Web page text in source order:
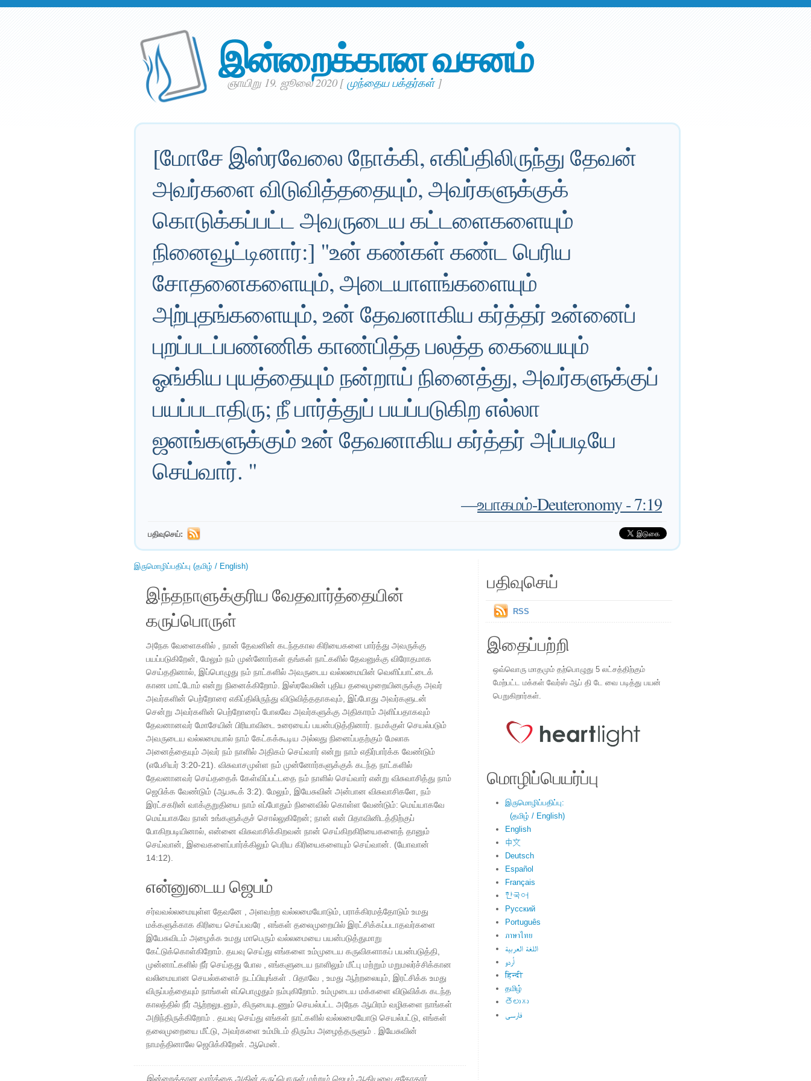
இன்றைக்கான வசனம்
ஞாயிறு 19. ஜூலை 2020[முந்தைய பக்தர்கள்]
[மோசே இஸ்ரவேலை நோக்கி, எகிப்திலிருந்து தேவன்
அவர்களை விடுவித்ததையும், அவர்களுக்குக்
கொடுக்கப்பட்ட அவருடைய கட்டளைகளையும்
நினைவூட்டினார்:] "உன் கண்கள் கண்ட பெரிய
சோதனைகளையும், அடையாளங்களையும்
அற்புதங்களையும், உன் தேவனாகிய கர்த்தர் உன்னைப்
புறப்படப்பண்ணிக் காண்பித்த பலத்த கையையும்
ஓங்கிய புயத்தையும் நன்றாய் நினைத்து, அவர்களுக்குப்
பயப்படாதிரு; நீ பார்த்துப் பயப்படுகிற எல்லா
ஜனங்களுக்கும் உன் தேவனாகிய கர்த்தர் அப்படியே
செய்வார். "
—உபாகமம்-Deuteronomy - 7:19
பதிவுசெய்:
இருமொழிப்பதிப்பு (தமிழ் / English)
இந்தநாளுக்குரிய வேதவார்த்தையின்
கருப்பொருள்
அநேக வேளைகளில் , நான் தேவனின் கடந்தகால கிரியைகளை பார்த்து அவருக்கு
பயப்படுகிறேன், மேலும் நம் முன்னோர்கள் தங்கள் நாட்களில் தேவனுக்கு விரோதமாக
செய்ததினால், இப்பொழுது நம் நாட்களில் அவருடைய வல்லமையின் வெளிப்பாட்டைக்
காண மாட்டோம் என்று நினைக்கிறோம். இஸ்ரவேலின் புதிய தலைமுறையினருக்கு அவர்
அவர்களின் பெற்றோரை எகிப்திலிருந்து விடுவித்ததாகவும், இப்போது அவர்களுடன்
சென்று அவர்களின் பெற்றோரைப் போலவே அவர்களுக்கு அதிகாரம் அளிப்பதாகவும்
தேவனானவர் மோசேயின் பிரியாவிடை உரையைப் பயன்படுத்தினார். நமக்குள் செயல்படும்
அவருடைய வல்லமையால் நாம் கேட்கக்கூடிய அல்லது நினைப்பதற்கும் மேலாக
அனைத்தையும் அவர் நம் நாளில் அதிகம் செய்வார் என்று நாம் எதிர்பார்க்க வேண்டும்
(எபேசியர் 3:20-21). விசுவாசமுள்ள நம் முன்னோர்களுக்குக் கடந்த நாட்களில்
தேவனானவர் செய்ததைக் கேள்விப்பட்டதை நம் நாளில் செய்வார் என்று விசுவாசித்து நாம்
ஜெபிக்க வேண்டும் (ஆபகூக் 3:2). மேலும், இயேசுவின் அன்பான விசுவாசிகளே, நம்
இரட்சகரின் வாக்குறுதியை நாம் எப்போதும் நினைவில் கொள்ள வேண்டும்: மெய்யாகவே
மெய்யாகவே நான் உங்களுக்குச் சொல்லுகிறேன்; நான் என் பிதாவினிடத்திற்குப்
போகிறபடியினால், என்னை விசுவாசிக்கிறவன் நான் செய்கிறகிரியைகளைத் தானும்
செய்வான், இவைகளைப்பார்க்கிலும் பெரிய கிரியைகளையும் செய்வான். (யோவான்
14:12).
என்னுடைய ஜெபம்
சர்வவல்லமையுள்ள தேவனே , அளவற்ற வல்லமையோடும், பராக்கிரமத்தோடும் உமது
மக்களுக்காக கிரியை செய்பவரே , எங்கள் தலைமுறையில் இரட்சிக்கப்படாதவர்களை
இயேசுவிடம் அழைக்க உமது மாபெரும் வல்லமையை பயன்படுத்துமாறு
கேட்டுக்கொள்கிறோம். தயவு செய்து எங்களை உம்முடைய கருவிகளாகப் பயன்படுத்தி,
முன்னாட்களில் நீர் செய்தது போல , எங்களுடைய நாளிலும் மீட்பு மற்றும் மறுமலர்ச்சிக்கான
வலிமையான செயல்களைச் நடப்பியுங்கள் . பிதாவே , உமது ஆற்றலையும், இரட்சிக்க உமது
விருப்பத்தையும் நாங்கள் எப்பொழுதும் நம்புகிறோம். உம்முடைய மக்களை விடுவிக்க கடந்த
காலத்தில் நீர் ஆற்றலுடனும், கிருபையுடணும் செயல்பட்ட அநேக ஆயிரம் வழிகளை நாங்கள்
அறிந்திருக்கிறோம் . தயவு செய்து எங்கள் நாட்களில் வல்லமையோடு செயல்பட்டு, எங்கள்
தலைமுறையை மீட்டு, அவர்களை உம்மிடம் திரும்ப அழைத்தருளும் . இயேசுவின்
நாமத்தினாலே ஜெபிக்கிறேன். ஆமென்.
இன்றைக்கான வார்த்தை அதின் கருப்பொருள் மற்றும் ஜெபம் ஆகியவை சகோதரர்
பதிவுசெய்
RSS
இதைப்பற்றி
ஒவ்வொரு மாதமும் தற்பொழுது 5 லட்சத்திற்கும்
மேற்பட்ட மக்கள் வேர்ஸ் ஆப் தி டே வை படித்து பயன்
பெறுகிறார்கள்.
மொழிப்பெயர்ப்பு
இருமொழிப்பதிப்பு:
(தமிழ் / English)
English
中文
Deutsch
Español
Français
한국어
Русский
Português
ภาษาไทย
اللغة العربية
اُردو
हिन्दी
தமிழ்
తెలుగు
فارسی